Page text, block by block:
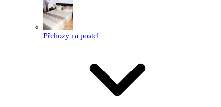
Přehozy na postel